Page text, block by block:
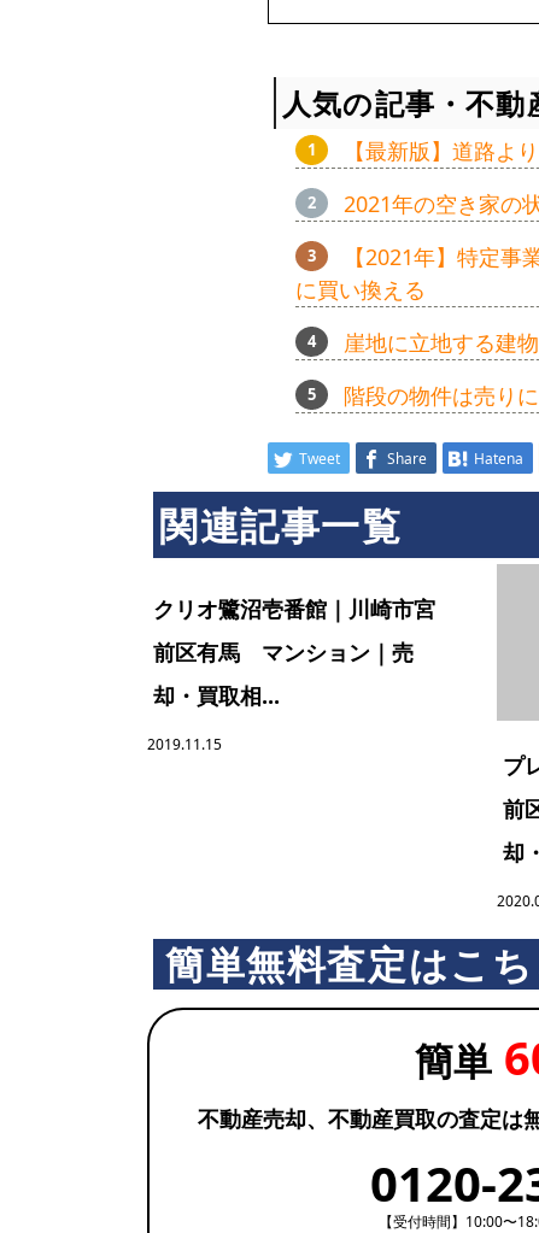
人気の記事・不動
【最新版】道路よ
2021年の空き家の
【2021年】特定
に買い換える
崖地に立地する建
階段の物件は売り
Tweet Share Hatena
関連記事一覧
クリオ鷺沼壱番館｜川崎市宮
前区有馬 マンション｜売
却・買取相...
2019.11.15
プ
前
却
簡単無料査定はこち
簡単
不動産売却、不動産買取の査定は
0120-
【受付時間】10:00〜